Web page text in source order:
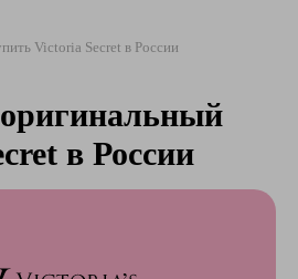
Victoria Secret в России
в России